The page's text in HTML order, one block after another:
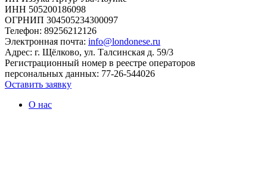
ИНН 505200186098
ОГРНИП 304505234300097
Телефон: 89256212126
Электронная почта: info@londonese.ru
Адрес: г. Щёлково, ул. Талсинская д. 59/3
Регистрационный номер в реестре операторов
персональных данных: 77-26-544026
Оставить заявку
О нас